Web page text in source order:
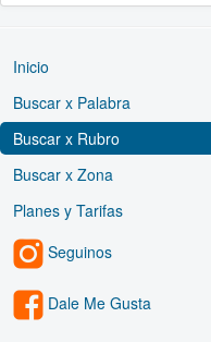
Inicio
Buscar x Palabra
Buscar x Rubro
Buscar x Zona
Planes y Tarifas
Seguinos
Dale Me Gusta